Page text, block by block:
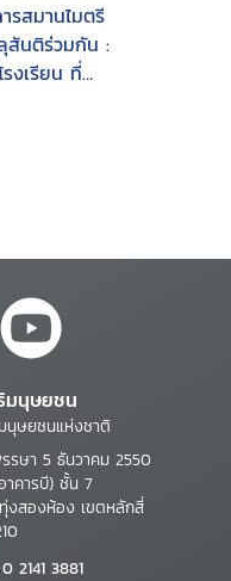
รสมานไมตรี
สันติร่วมกัน :
งเรียน ที่
มนุษยชน
นุษยชนแห่งชาติ
รษา 5 ธันวาคม 2550
าคารบี) ชั้น 7
งสองห้อง เขตหลักสี่
2141 3881